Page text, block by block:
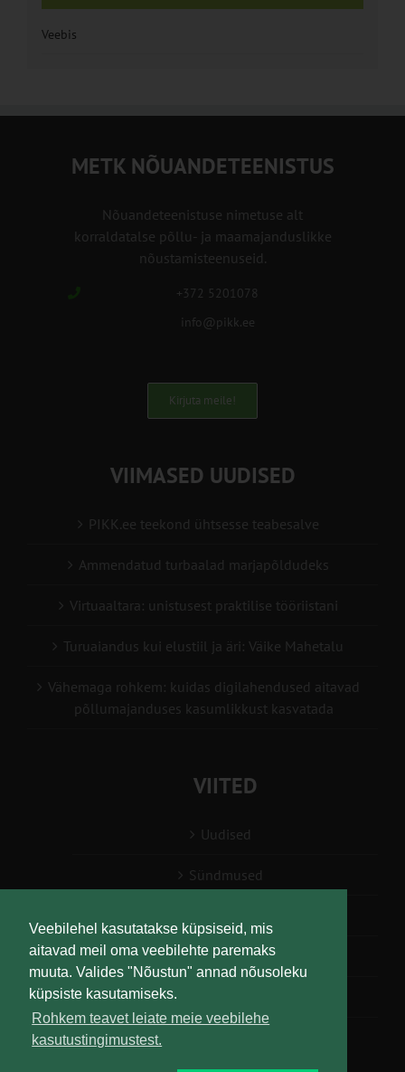
Veebilehel kasutatakse küpsiseid, mis
aitavad meil oma veebilehte paremaks
muuta. Valides "Nõustun" annad nõusoleku
küpsiste kasutamiseks.
Rohkem teavet leiate meie veebilehe
kasutustingimustest.
Veebis
METK NÕUANDETEENISTUS
Nõuandeteenistuse nimetuse alt
korraldatalse põllu- ja maamajanduslikke
nõustamisteenuseid.
+372 5201078
info@pikk.ee
Kirjuta meile!
VIIMASED UUDISED
PIKK.ee teekond ühtsesse teabesalve
Ammendatud turbaalad marjapõldudeks
Virtuaaltara: unistusest praktilise tööriistani
Turuaiandus kui elustiil ja äri: Väike Mahetalu
Vähemaga rohkem: kuidas digilahendused aitavad
põllumajanduses kasumlikkust kasvatada
VIITED
Uudised
Sündmused
Teabesalv
Liitu uudiskirjaga